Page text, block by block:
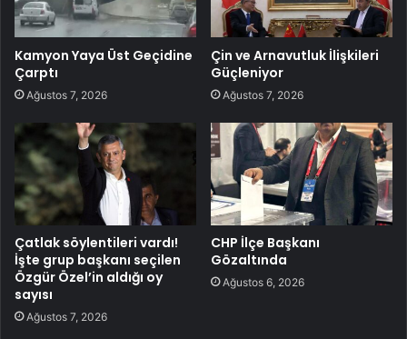
Kamyon Yaya Üst Geçidine
Çarptı
Ağustos 7, 2026
Çin ve Arnavutluk İlişkileri
Güçleniyor
Ağustos 7, 2026
Çatlak söylentileri vardı!
İşte grup başkanı seçilen
Özgür Özel’in aldığı oy
sayısı
Ağustos 7, 2026
CHP İlçe Başkanı
Gözaltında
Ağustos 6, 2026